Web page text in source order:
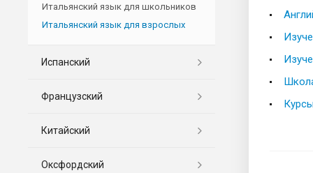
Итальянский язык для школьников
Итальянский язык для взрослых
Испанский
Французский
Китайский
Оксфордский